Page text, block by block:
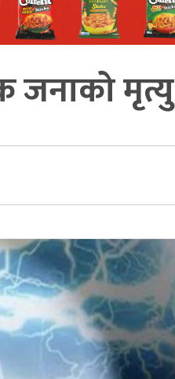
जनाको मृत्यु